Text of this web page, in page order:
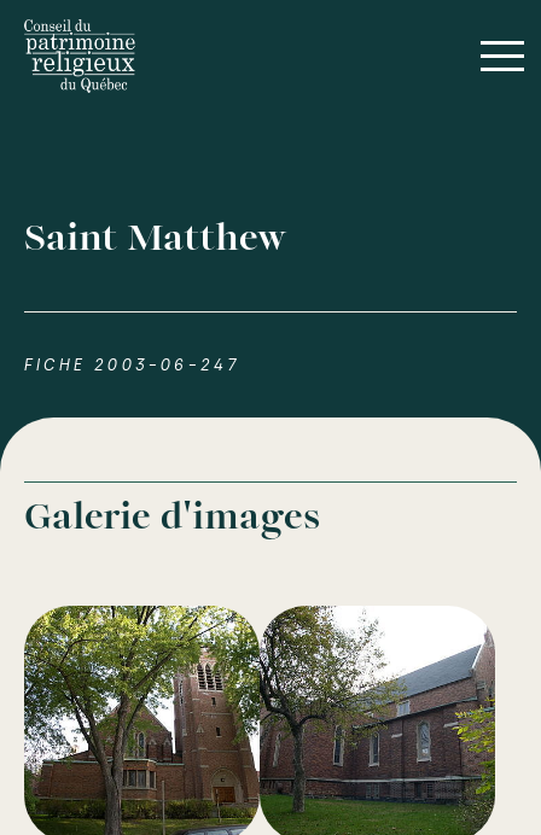
Saint Matthew
FICHE 2003-06-247
Galerie d'images